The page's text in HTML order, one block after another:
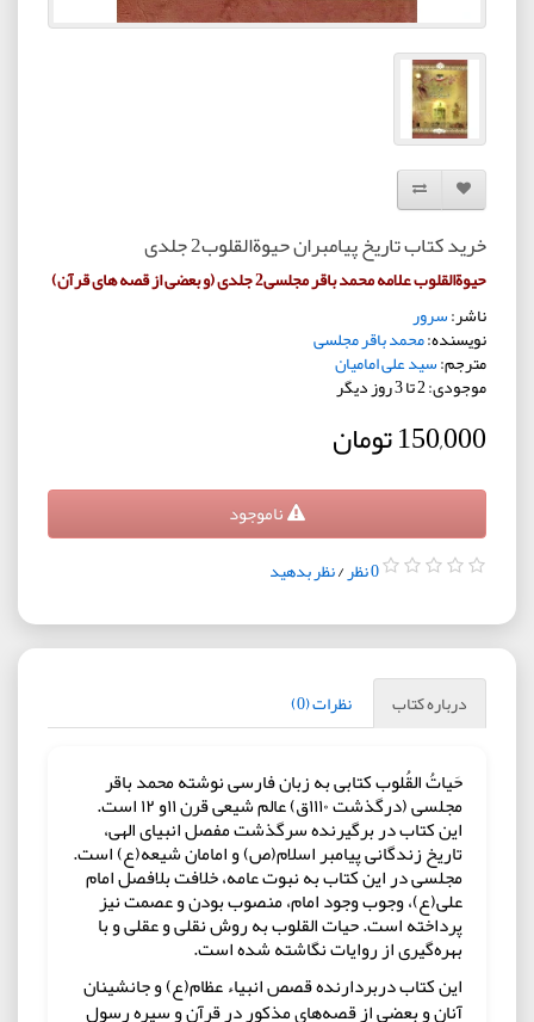
افزودن به لیست دلخواه
مقایسه این محصول
خرید کتاب تاریخ پیامبران حیوةالقلوب2 جلدی
حیوةالقلوب علامه محمد باقر مجلسی2 جلدی (و بعضی از قصه های قرآن)
ناشر:سرور
نویسنده:محمد باقر مجلسی
مترجم:سید علی امامیان
موجودی: 2 تا 3 روز دیگر
150,000 تومان
ناموجود
0 نظر /نظر بدهید
درباره کتاب نظرات (0)
حَیاتُ القُلوب کتابی به زبان فارسی نوشته محمد باقر
مجلسی (درگذشت ۱۱۱۰ق) عالم شیعی قرن ۱۱و ۱۲ است.
این کتاب در برگیرنده سرگذشت مفصل انبیای الهی،
تاریخ زندگانی پیامبر اسلام(ص) و امامان شیعه(ع) است.
مجلسی در این کتاب به نبوت عامه، خلافت بلافصل امام
علی(ع)، وجوب وجود امام، منصوب بودن و عصمت نیز
پرداخته است. حیات القلوب به روش نقلی و عقلی و با
بهره‌گیری از روایات نگاشته شده است.
این کتاب دربردارنده قصص انبیاء عظام(ع) و جانشینان
آنان و بعضی از قصه‌های مذکور در قرآن و سیره رسول